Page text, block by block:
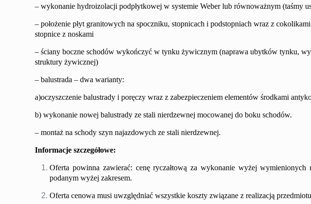
– wykonanie hydroizolacji podpłytkowej w systemie Weber lub równoważnym (taśmy
– położenie płyt granitowych na spoczniku, stopnicach i podstopniach wraz z
stopnice z noskami
– ściany boczne schodów wykończyć w tynku żywicznym (naprawa ubytków tynku,
struktury żywicznej)
–balustrada –dwa warianty:
a)oczyszczenie balustrady i poręczy wraz z zabezpieczeniem elementów środkami
b) wykonanie nowej balustrady ze stali nierdzewnej mocowanej do boku schodów.
– montaż na schody szyn najazdowych ze stali nierdzewnej.
Informacje szczegółowe:
Oferta powinna zawierać: cenę ryczałtową za wykonanie wyżej
podanym wyżej zakresem.
Oferta cenowa musi uwzględniać wszystkie koszty związane z realizacją